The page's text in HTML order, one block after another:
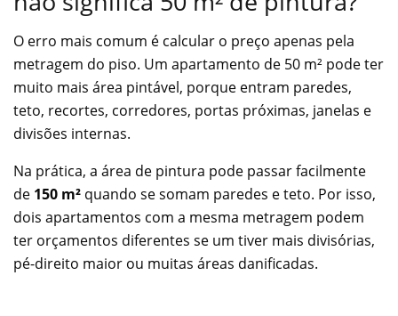
O erro mais comum é calcular o preço apenas pela
metragem do piso. Um apartamento de 50 m² pode ter
muito mais área pintável, porque entram paredes,
teto, recortes, corredores, portas próximas, janelas e
divisões internas.
Na prática, a área de pintura pode passar facilmente
de 150 m² quando se somam paredes e teto. Por isso,
dois apartamentos com a mesma metragem podem
ter orçamentos diferentes se um tiver mais divisórias,
pé-direito maior ou muitas áreas danificadas.